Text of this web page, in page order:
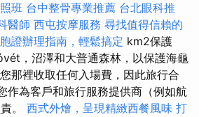
班 台中整骨專業推薦 台北眼科推
醫師 西屯按摩服務 尋找值得信賴的
證辦理指南，輕鬆搞定 km2保護
，沼澤和大普通森林，以保護海龜
那裡收取任何入場費，因此旅行合
作為客戶和旅行服務提供商（例如航
。 西式外燴，呈現精緻西餐風味 打